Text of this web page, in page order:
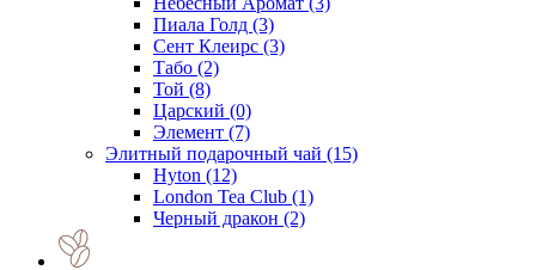
Пиала Голд (3)
Сент Клеирс (3)
Табо (2)
Той (8)
Царский (0)
Элемент (7)
Элитный подарочный чай (15)
Hyton (12)
London Tea Club (1)
Черный дракон (2)